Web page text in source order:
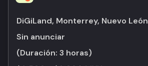
DiGiLand, Monterrey, Nuevo León
Sin anunciar
(Duración: 3 horas)